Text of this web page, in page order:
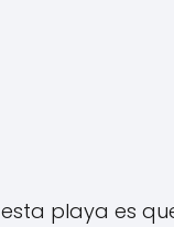
playa es